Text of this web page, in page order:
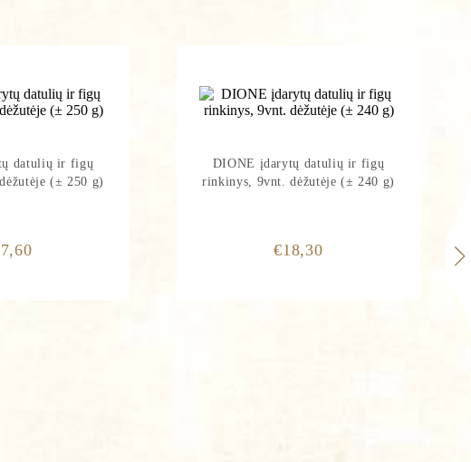
datulių ir figų
(± 250 g)
DIONE įdarytų datulių ir figų
rinkinys, 9vnt. dėžutėje (± 240 g)
€18,30
poreikius ir pateikti UAB
"Privatumo Politikoje"